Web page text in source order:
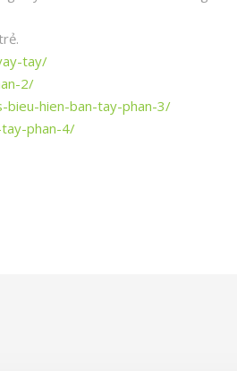
tay/
2/
hien-ban-tay-phan-3/
phan-4/